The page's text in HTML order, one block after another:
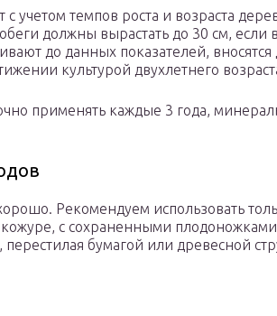
с учетом темпов роста и возраста
должны вырастать до 30 см, если
до данных показателей,
культурой двухлетнего
применять каждые 3 года,
Рекомендуем использовать
с сохраненными
перестилая бумагой или древесной